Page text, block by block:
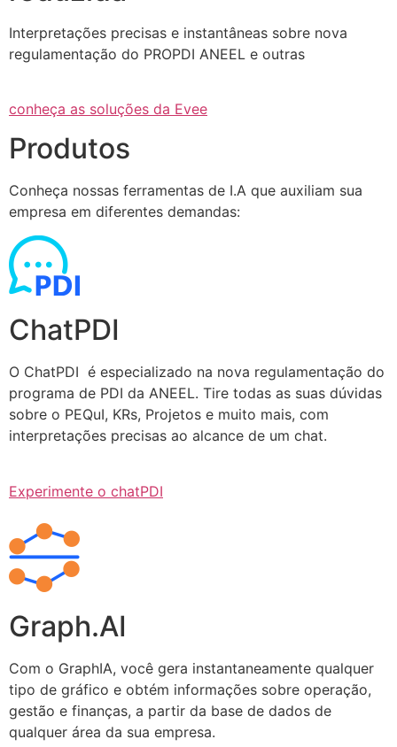
Interpretações precisas e instantâneas sobre nova
regulamentação do PROPDI ANEEL e outras
conheça as soluções da Evee
Produtos
Conheça nossas ferramentas de I.A que auxiliam sua
empresa em diferentes demandas:
ChatPDI
O ChatPDI é especializado na nova regulamentação do
programa de PDI da ANEEL. Tire todas as suas dúvidas
sobre o PEQuI, KRs, Projetos e muito mais, com
interpretações precisas ao alcance de um chat.
Experimente o chatPDI
Graph.AI
Com o GraphIA, você gera instantaneamente qualquer
tipo de gráfico e obtém informações sobre operação,
gestão e finanças, a partir da base de dados de
qualquer área da sua empresa.